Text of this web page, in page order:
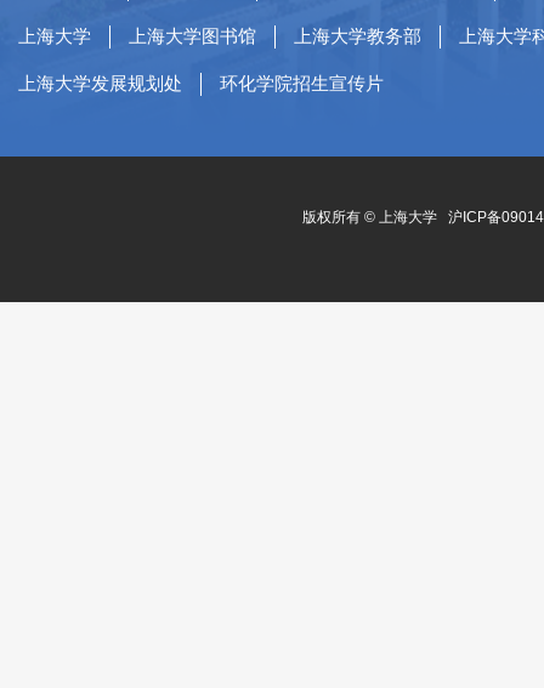
上海大学 上海大学图书馆 上海大学教务部 上海大学
上海大学发展规划处 环化学院招生宣传片
版权所有 © 上海大学 沪ICP备